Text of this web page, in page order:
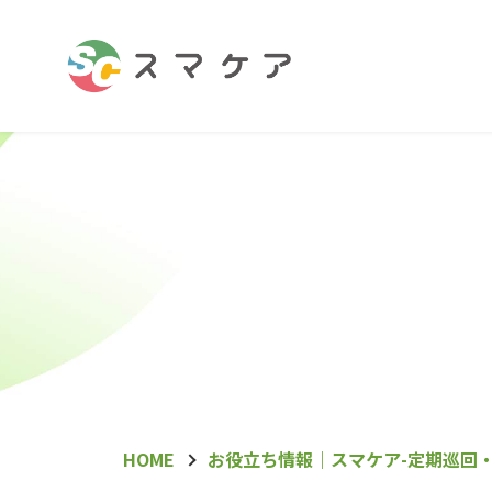
HOME お役立ち情報｜スマケア-定期巡回